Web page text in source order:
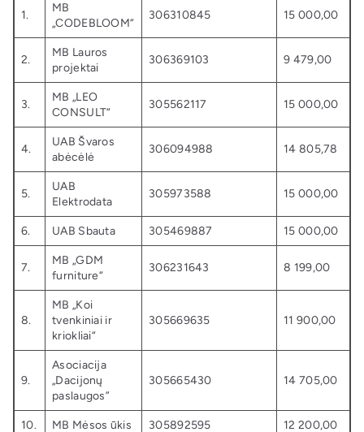
1.
MB
„CODEBLOOM“
306310845 15 000,00
2.
MB Lauros
projektai
306369103 9 479,00
3.
MB „LEO
CONSULT“
305562117 15 000,00
4.
UAB Švaros
abėcėlė
306094988 14 805,78
5.
UAB
Elektrodata
305973588 15 000,00
6. UAB Sbauta 305469887 15 000,00
7.
MB „GDM
furniture“
306231643 8 199,00
8.
MB „Koi
tvenkiniai ir
kriokliai“
305669635 11 900,00
9.
Asociacija
„Dacijonų
paslaugos”
305665430 14 705,00
10. MB Mėsos ūkis 305892595 12 200,00